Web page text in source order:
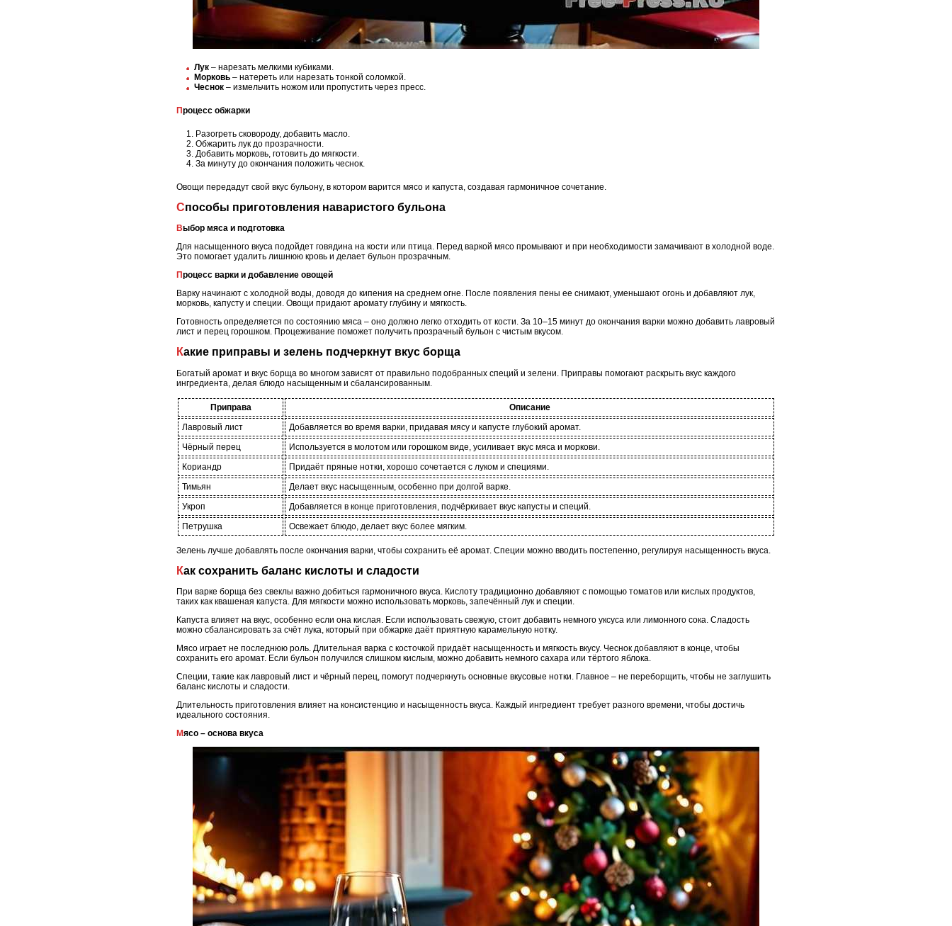
Лук – нарезать мелкими кубиками.
Морковь – натереть или нарезать тонкой соломкой.
Чеснок – измельчить ножом или пропустить через пресс.
Процесс обжарки
Разогреть сковороду, добавить масло.
Обжарить лук до прозрачности.
Добавить морковь, готовить до мягкости.
За минуту до окончания положить чеснок.
Овощи передадут свой вкус бульону, в котором варится мясо и капуста, создавая гармоничное сочетание.
Способы приготовления наваристого бульона
Выбор мяса и подготовка
Для насыщенного вкуса подойдет говядина на кости или птица. Перед варкой мясо промывают и при необходимости замачивают в холодной воде.
Это помогает удалить лишнюю кровь и делает бульон прозрачным.
Процесс варки и добавление овощей
Варку начинают с холодной воды, доводя до кипения на среднем огне. После появления пены ее снимают, уменьшают огонь и добавляют лук,
морковь, капусту и специи. Овощи придают аромату глубину и мягкость.
Готовность определяется по состоянию мяса – оно должно легко отходить от кости. За 10–15 минут до окончания варки можно добавить лавровый
лист и перец горошком. Процеживание поможет получить прозрачный бульон с чистым вкусом.
Какие приправы и зелень подчеркнут вкус борща
Богатый аромат и вкус борща во многом зависят от правильно подобранных специй и зелени. Приправы помогают раскрыть вкус каждого
ингредиента, делая блюдо насыщенным и сбалансированным.
Приправа
Описание
Лавровый лист
Добавляется во время варки, придавая мясу и капусте глубокий аромат.
Чёрный перец
Используется в молотом или горошком виде, усиливает вкус мяса и моркови.
Кориандр
Придаёт пряные нотки, хорошо сочетается с луком и специями.
Тимьян
Делает вкус насыщенным, особенно при долгой варке.
Укроп
Добавляется в конце приготовления, подчёркивает вкус капусты и специй.
Петрушка
Освежает блюдо, делает вкус более мягким.
Зелень лучше добавлять после окончания варки, чтобы сохранить её аромат. Специи можно вводить постепенно, регулируя насыщенность вкуса.
Как сохранить баланс кислоты и сладости
При варке борща без свеклы важно добиться гармоничного вкуса. Кислоту традиционно добавляют с помощью томатов или кислых продуктов,
таких как квашеная капуста. Для мягкости можно использовать морковь, запечённый лук и специи.
Капуста влияет на вкус, особенно если она кислая. Если использовать свежую, стоит добавить немного уксуса или лимонного сока. Сладость
можно сбалансировать за счёт лука, который при обжарке даёт приятную карамельную нотку.
Мясо играет не последнюю роль. Длительная варка с косточкой придаёт насыщенность и мягкость вкусу. Чеснок добавляют в конце, чтобы
сохранить его аромат. Если бульон получился слишком кислым, можно добавить немного сахара или тёртого яблока.
Специи, такие как лавровый лист и чёрный перец, помогут подчеркнуть основные вкусовые нотки. Главное – не переборщить, чтобы не заглушить
баланс кислоты и сладости.
Длительность приготовления влияет на консистенцию и насыщенность вкуса. Каждый ингредиент требует разного времени, чтобы достичь
идеального состояния.
Мясо – основа вкуса